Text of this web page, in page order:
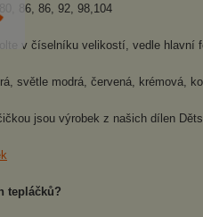
86, 86, 92, 98,104
v číselníku velikostí, vedle hlavní
světle modrá, červená, krémová,
jsou výrobek z našich dílen
tepláčků?